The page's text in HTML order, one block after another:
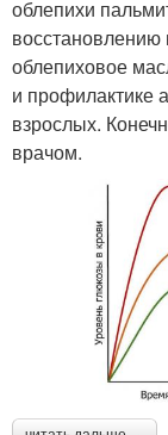
облепихи
облепиховое
и профилактике
взрослых.
врачом.